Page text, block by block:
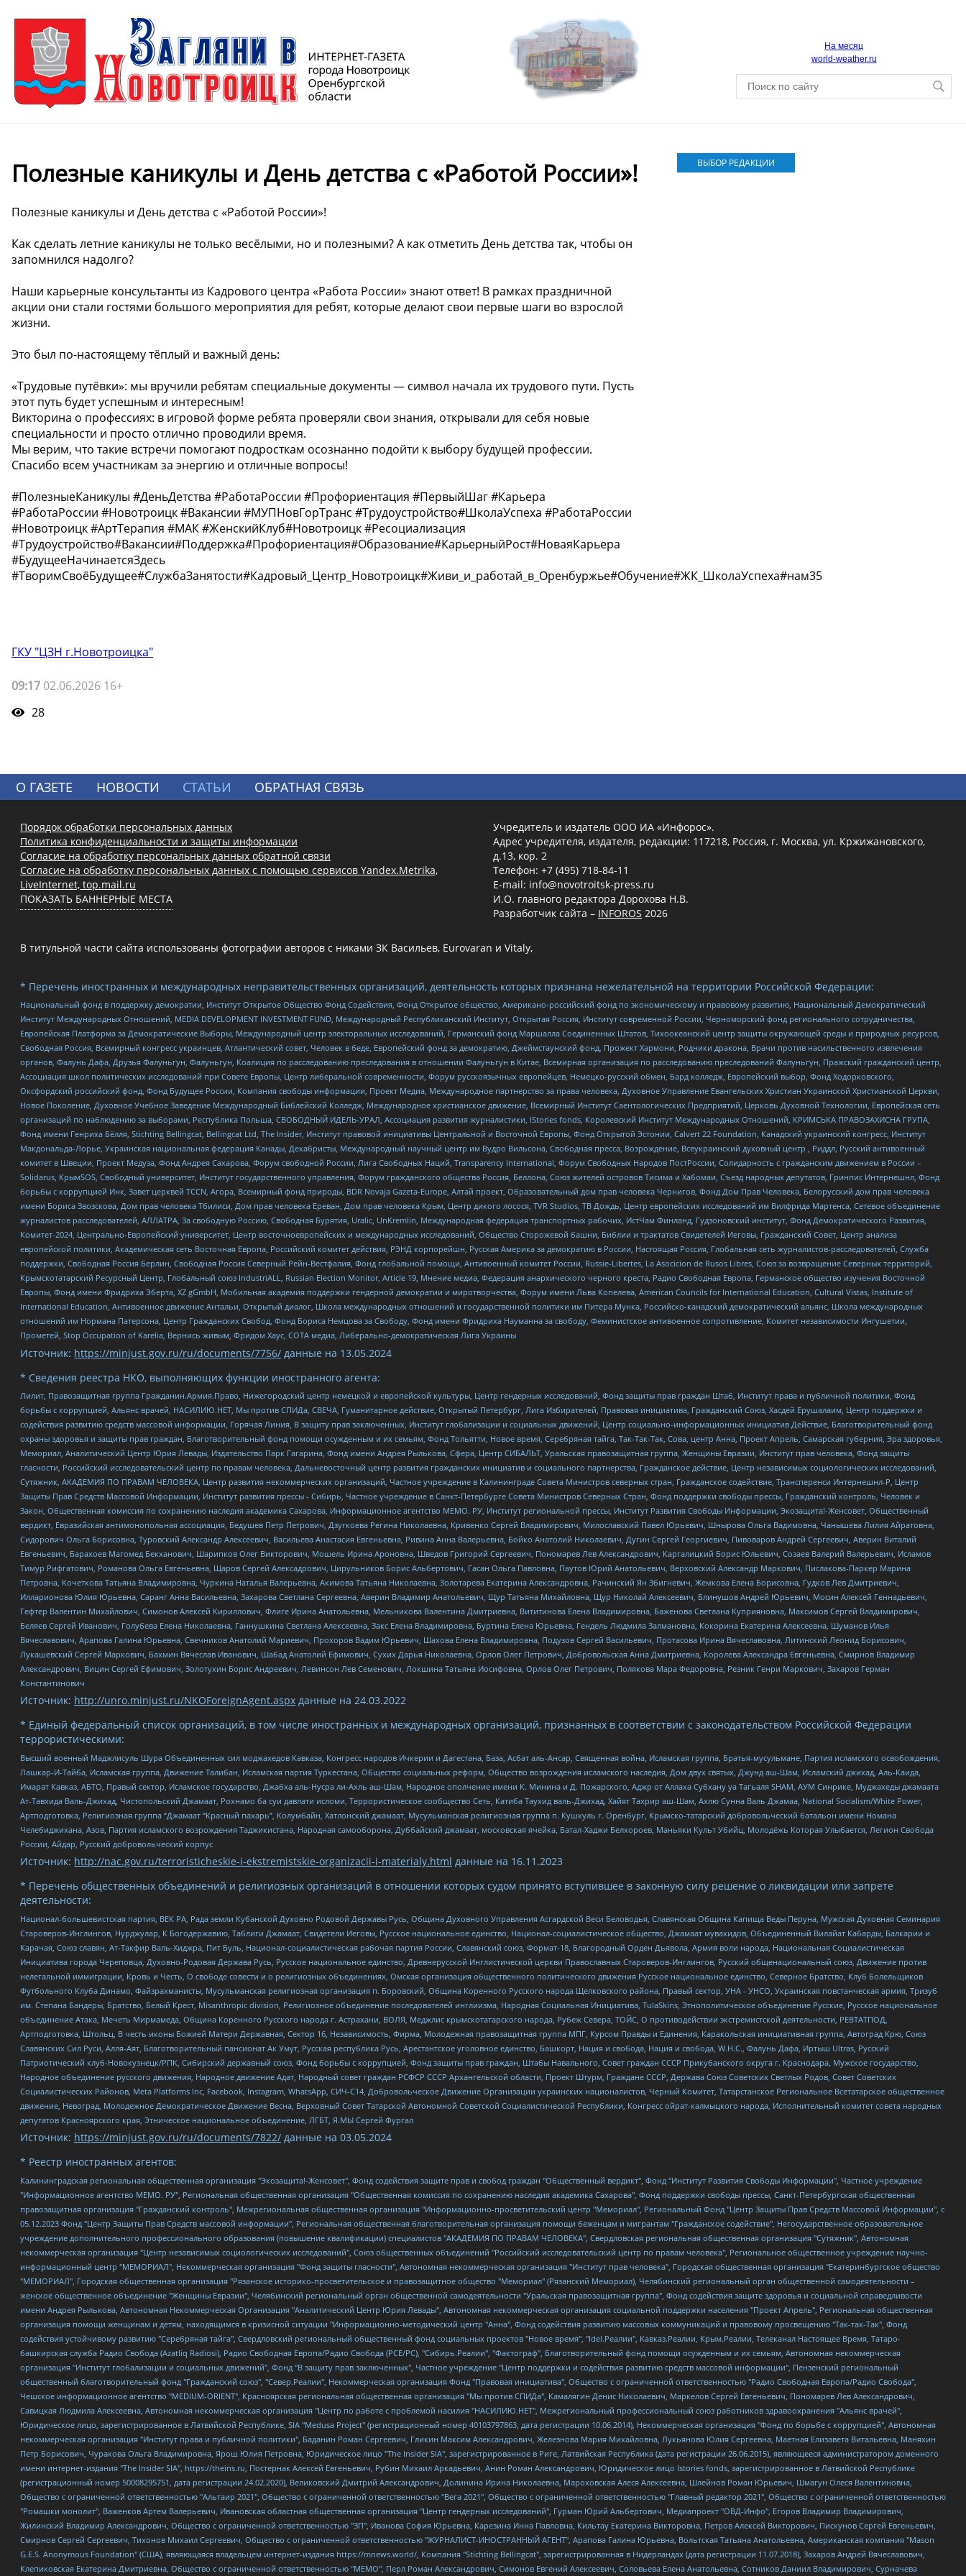
На месяц
world-weather.ru
Полезные каникулы и День детства с «Работой России»!
Полезные каникулы и День детства с «Работой России»!
Как сделать летние каникулы не только весёлыми, но и полезными? А как отметить День детства так, чтобы он
запомнился надолго?
Наши карьерные консультанты из Кадрового центра «Работа России» знают ответ! В рамках праздничной
акции они стали гостями большого мероприятия для ребят, которые делают свои первые шаги во взрослой
жизни.
Это был по-настоящему тёплый и важный день:
«Трудовые путёвки»: мы вручили ребятам специальные документы — символ начала их трудового пути. Пусть
этот путь будет успешным и интересным!
Викторина о профессиях: в игровой форме ребята проверяли свои знания, открывали для себя новые
специальности и просто отлично проводили время.
Мы верим, что такие встречи помогают подросткам осознанно подойти к выбору будущей профессии.
Спасибо всем участникам за энергию и отличные вопросы!
#ПолезныеКаникулы #ДеньДетства #РаботаРоссии #Профориентация #ПервыйШаг #Карьера
#РаботаРоссии #Новотроицк #Вакансии #МУПНовГорТранс #Трудоустройство#ШколаУспеха #РаботаРоссии
#Новотроицк #АртТерапия #МАК #ЖенскийКлуб#Новотроицк #Ресоциализация
#Трудоустройство#Вакансии#Поддержка#Профориентация#Образование#КарьерныйРост#НоваяКарьера
#БудущееНачинаетсяЗдесь
#ТворимСвоёБудущее#СлужбаЗанятости#Кадровый_Центр_Новотроицк#Живи_и_работай_в_Оренбуржье#Обучение#ЖК_ШколаУспеха#нам35
ГКУ "ЦЗН г.Новотроицка"
09:17 02.06.2026 16+
28
ВЫБОР РЕДАКЦИИ
О ГАЗЕТЕ НОВОСТИ СТАТЬИ ОБРАТНАЯ СВЯЗЬ
Порядок обработки персональных данных
Политика конфиденциальности и защиты информации
Согласие на обработку персональных данных обратной связи
Согласие на обработку персональных данных с помощью сервисов Yandex.Metrika,
LiveInternet, top.mail.ru
ПОКАЗАТЬ БАННЕРНЫЕ МЕСТА
Учредитель и издатель ООО ИА «Инфорос».
Адрес учредителя, издателя, редакции: 117218, Россия, г. Москва, ул. Кржижановского,
д.13, кор. 2
Телефон: +7 (495) 718-84-11
E-mail: info@novotroitsk-press.ru
И.О. главного редактора Дорохова Н.В.
Разработчик сайта – INFOROS 2026
В титульной части сайта использованы фотографии авторов с никами ЗК Васильев, Eurovaran и Vitaly,
* Перечень иностранных и международных неправительственных организаций, деятельность которых признана нежелательной на территории Российской Федерации:
Национальный фонд в поддержку демократии, Институт Открытое Общество Фонд Содействия, Фонд Открытое общество, Американо-российский фонд по экономическому и правовому развитию, Национальный Демократический
Институт Международных Отношений, MEDIA DEVELOPMENT INVESTMENT FUND, Международный Республиканский Институт, Открытая Россия, Институт современной России, Черноморский фонд регионального сотрудничества,
Европейская Платформа за Демократические Выборы, Международный центр электоральных исследований, Германский фонд Маршалла Соединенных Штатов, Тихоокеанский центр защиты окружающей среды и природных ресурсов,
Свободная Россия, Всемирный конгресс украинцев, Атлантический совет, Человек в беде, Европейский фонд за демократию, Джеймстаунский фонд, Прожект Хармони, Родники дракона, Врачи против насильственного извлечения
органов, Фалунь Дафа, Друзья Фалуньгун, Фалуньгун, Коалиция по расследованию преследования в отношении Фалуньгун в Китае, Всемирная организация по расследованию преследований Фалуньгун, Пражский гражданский центр,
Ассоциация школ политических исследований при Совете Европы, Центр либеральной современности, Форум русскоязычных европейцев, Немецко-русский обмен, Бард колледж, Европейский выбор, Фонд Ходорковского,
Оксфордский российский фонд, Фонд Будущее России, Компания свободы информации, Проект Медиа, Международное партнерство за права человека, Духовное Управление Евангельских Христиан Украинской Христианской Церкви,
Новое Поколение, Духовное Учебное Заведение Международный Библейский Колледж, Международное христианское движение, Всемирный Институт Саентологических Предприятий, Церковь Духовной Технологии, Европейская сеть
организаций по наблюдению за выборами, Республика Польша, СВОБОДНЫЙ ИДЕЛЬ-УРАЛ, Ассоциация развития журналистики, IStories fonds, Королевский Институт Международных Отношений, КРИМСЬКА ПРАВОЗАХИСНА ГРУПА,
Фонд имени Генриха Бёлля, Stichting Bellingcat, Bellingcat Ltd, The Insider, Институт правовой инициативы Центральной и Восточной Европы, Фонд Открытой Эстонии, Calvert 22 Foundation, Канадский украинский конгресс, Институт
Макдональда-Лорье, Украинская национальная федерация Канады, Декабристы, Международный научный центр им Вудро Вильсона, Свободная пресса, Возрождение, Всеукраинский духовный центр , Риддл, Русский антивоенный
комитет в Швеции, Проект Медуза, Фонд Андрея Сахарова, Форум свободной России, Лига Свободных Наций, Transparеncy International, Форум Свободных Народов ПостРоссии, Солидарность с гражданским движением в России –
Solidarus, КрымSOS, Свободный университет, Институт государственного управления, Форум гражданского общества Россия, Беллона, Союз жителей островов Тисима и Хабомаи, Съезд народных депутатов, Гринпис Интернешнл, Фонд
борьбы с коррупцией Инк, Завет церквей TCCN, Агора, Всемирный фонд природы, BDR Novaja Gazeta-Europe, Алтай проект, Образовательный дом прав человека Чернигов, Фонд Дом Прав Человека, Белорусский дом прав человека
имени Бориса Звозскова, Дом прав человека Тбилиси, Дом прав человека Ереван, Дом прав человека Крым, Центр дикого лосося, TVR Studios, ТВ Дождь, Центр европейских исследований им Вилфрида Мартенса, Сетевое объединение
журналистов расследователей, АЛЛАТРА, За свободную Россию, Свободная Бурятия, Uralic, UnKremlin, Международная федерация транспортных рабочих, ИстЧам Финланд, Гудзоновский институт, Фонд Демократического Развития,
Комитет-2024, Центрально-Европейский университет, Центр восточноевропейских и международных исследований, Общество Сторожевой башни, Библии и трактатов Свидетелей Иеговы, Гражданский Совет, Центр анализа
европейской политики, Академическая сеть Восточная Европа, Российский комитет действия, РЭНД корпорейшн, Русская Америка за демократию в России, Настоящая Россия, Глобальная сеть журналистов-расследователей, Служба
поддержки, Свободная Россия Берлин, Свободная Россия Северный Рейн-Вестфалия, Фонд глобальной помощи, Антивоенный комитет России, Russie-Libertes, La Asocicion de Rusos Libres, Союз за возвращение Северных территорий,
Крымскотатарский Ресурсный Центр, Глобальный союз IndustriALL, Russian Election Monitor, Article 19, Мнение медиа, Федерация анархического черного креста, Радио Свободная Европа, Германское общество изучения Восточной
Европы, Фонд имени Фридриха Эберта, XZ gGmbH, Мобильная академия поддержки гендерной демократии и миротворчества, Форум имени Льва Копелева, American Councils for International Education, Cultural Vistas, Institute of
International Education, Антивоенное движение Антальи, Открытый диалог, Школа международных отношений и государственной политики им Питера Мунка, Российско-канадский демократический альянс, Школа международных
отношений им Нормана Патерсона, Центр Гражданских Свобод, Фонд Бориса Немцова за Свободу, Фонд имени Фридриха Науманна за свободу, Феминистское антивоенное сопротивление, Комитет независимости Ингушетии,
Прометей, Stop Occupation of Karelia, Вернись живым, Фридом Хаус, СОТА медиа, Либерально-демократическая Лига Украины
Источник: https://minjust.gov.ru/ru/documents/7756/ данные на 13.05.2024
* Сведения реестра НКО, выполняющих функции иностранного агента:
Лилит, Правозащитная группа Гражданин.Армия.Право, Нижегородский центр немецкой и европейской культуры, Центр гендерных исследований, Фонд защиты прав граждан Штаб, Институт права и публичной политики, Фонд
борьбы с коррупцией, Альянс врачей, НАСИЛИЮ.НЕТ, Мы против СПИДа, СВЕЧА, Гуманитарное действие, Открытый Петербург, Лига Избирателей, Правовая инициатива, Гражданский Союз, Хасдей Ерушалаим, Центр поддержки и
содействия развитию средств массовой информации, Горячая Линия, В защиту прав заключенных, Институт глобализации и социальных движений, Центр социально-информационных инициатив Действие, Благотворительный фонд
охраны здоровья и защиты прав граждан, Благотворительный фонд помощи осужденным и их семьям, Фонд Тольятти, Новое время, Серебряная тайга, Так-Так-Так, Сова, центр Анна, Проект Апрель, Самарская губерния, Эра здоровья,
Мемориал, Аналитический Центр Юрия Левады, Издательство Парк Гагарина, Фонд имени Андрея Рылькова, Сфера, Центр СИБАЛЬТ, Уральская правозащитная группа, Женщины Евразии, Институт прав человека, Фонд защиты
гласности, Российский исследовательский центр по правам человека, Дальневосточный центр развития гражданских инициатив и социального партнерства, Гражданское действие, Центр независимых социологических исследований,
Сутяжник, АКАДЕМИЯ ПО ПРАВАМ ЧЕЛОВЕКА, Центр развития некоммерческих организаций, Частное учреждение в Калининграде Совета Министров северных стран, Гражданское содействие, Трансперенси Интернешнл-Р, Центр
Защиты Прав Средств Массовой Информации, Институт развития прессы - Сибирь, Частное учреждение в Санкт-Петербурге Совета Министров Северных Стран, Фонд поддержки свободы прессы, Гражданский контроль, Человек и
Закон, Общественная комиссия по сохранению наследия академика Сахарова, Информационное агентство МЕМО. РУ, Институт региональной прессы, Институт Развития Свободы Информации, Экозащита!-Женсовет, Общественный
вердикт, Евразийская антимонопольная ассоциация, Бедушев Петр Петрович, Дзугкоева Регина Николаевна, Кривенко Сергей Владимирович, Милославский Павел Юрьевич, Шнырова Ольга Вадимовна, Чанышева Лилия Айратовна,
Сидорович Ольга Борисовна, Туровский Александр Алексеевич, Васильева Анастасия Евгеньевна, Ривина Анна Валерьевна, Бойко Анатолий Николаевич, Дугин Сергей Георгиевич, Пивоваров Андрей Сергеевич, Аверин Виталий
Евгеньевич, Барахоев Магомед Бекханович, Шарипков Олег Викторович, Мошель Ирина Ароновна, Шведов Григорий Сергеевич, Пономарев Лев Александрович, Каргалицкий Борис Юльевич, Созаев Валерий Валерьевич, Исламов
Тимур Рифгатович, Романова Ольга Евгеньевна, Щаров Сергей Алексадрович, Цирульников Борис Альбертович, Гасан Ольга Павловна, Паутов Юрий Анатольевич, Верховский Александр Маркович, Пислакова-Паркер Марина
Петровна, Кочеткова Татьяна Владимировна, Чуркина Наталья Валерьевна, Акимова Татьяна Николаевна, Золотарева Екатерина Александровна, Рачинский Ян Збигневич, Жемкова Елена Борисовна, Гудков Лев Дмитриевич,
Илларионова Юлия Юрьевна, Саранг Анна Васильевна, Захарова Светлана Сергеевна, Аверин Владимир Анатольевич, Щур Татьяна Михайловна, Щур Николай Алексеевич, Блинушов Андрей Юрьевич, Мосин Алексей Геннадьевич,
Гефтер Валентин Михайлович, Симонов Алексей Кириллович, Флиге Ирина Анатольевна, Мельникова Валентина Дмитриевна, Вититинова Елена Владимировна, Баженова Светлана Куприяновна, Максимов Сергей Владимирович,
Беляев Сергей Иванович, Голубева Елена Николаевна, Ганнушкина Светлана Алексеевна, Закс Елена Владимировна, Буртина Елена Юрьевна, Гендель Людмила Залмановна, Кокорина Екатерина Алексеевна, Шуманов Илья
Вячеславович, Арапова Галина Юрьевна, Свечников Анатолий Мариевич, Прохоров Вадим Юрьевич, Шахова Елена Владимировна, Подузов Сергей Васильевич, Протасова Ирина Вячеславовна, Литинский Леонид Борисович,
Лукашевский Сергей Маркович, Бахмин Вячеслав Иванович, Шабад Анатолий Ефимович, Сухих Дарья Николаевна, Орлов Олег Петрович, Добровольская Анна Дмитриевна, Королева Александра Евгеньевна, Смирнов Владимир
Александрович, Вицин Сергей Ефимович, Золотухин Борис Андреевич, Левинсон Лев Семенович, Локшина Татьяна Иосифовна, Орлов Олег Петрович, Полякова Мара Федоровна, Резник Генри Маркович, Захаров Герман
Константинович
Источник: http://unro.minjust.ru/NKOForeignAgent.aspx данные на 24.03.2022
* Единый федеральный список организаций, в том числе иностранных и международных организаций, признанных в соответствии с законодательством Российской Федерации
террористическими:
Высший военный Маджлисуль Шура Объединенных сил моджахедов Кавказа, Конгресс народов Ичкерии и Дагестана, База, Асбат аль-Ансар, Священная война, Исламская группа, Братья-мусульмане, Партия исламского освобождения,
Лашкар-И-Тайба, Исламская группа, Движение Талибан, Исламская партия Туркестана, Общество социальных реформ, Общество возрождения исламского наследия, Дом двух святых, Джунд аш-Шам, Исламский джихад, Аль-Каида,
Имарат Кавказ, АБТО, Правый сектор, Исламское государство, Джабха аль-Нусра ли-Ахль аш-Шам, Народное ополчение имени К. Минина и Д. Пожарского, Аджр от Аллаха Субхану уа Тагьаля SHAM, АУМ Синрике, Муджахеды джамаата
Ат-Тавхида Валь-Джихад, Чистопольский Джамаат, Рохнамо ба суи давлати исломи, Террористическое сообщество Сеть, Катиба Таухид валь-Джихад, Хайят Тахрир аш-Шам, Ахлю Сунна Валь Джамаа, National Socialism/White Power,
Артподготовка, Религиозная группа “Джамаат “Красный пахарь”, Колумбайн, Хатлонский джамаат, Мусульманская религиозная группа п. Кушкуль г. Оренбург, Крымско-татарский добровольческий батальон имени Номана
Челебиджихана, Азов, Партия исламского возрождения Таджикистана, Народная самооборона, Дуббайский джамаат, московская ячейка, Батал-Хаджи Белхороев, Маньяки Культ Убийц, Молодёжь Которая Улыбается, Легион Свобода
России, Айдар, Русский добровольческий корпус
Источник: http://nac.gov.ru/terroristicheskie-i-ekstremistskie-organizacii-i-materialy.html данные на 16.11.2023
* Перечень общественных объединений и религиозных организаций в отношении которых судом принято вступившее в законную силу решение о ликвидации или запрете
деятельности:
Национал-большевистская партия, ВЕК РА, Рада земли Кубанской Духовно Родовой Державы Русь, Община Духовного Управления Асгардской Веси Беловодья, Славянская Община Капища Веды Перуна, Мужская Духовная Семинария
Староверов-Инглингов, Нурджулар, К Богодержавию, Таблиги Джамаат, Свидетели Иеговы, Русское национальное единство, Национал-социалистическое общество, Джамаат мувахидов, Объединенный Вилайат Кабарды, Балкарии и
Карачая, Союз славян, Ат-Такфир Валь-Хиджра, Пит Буль, Национал-социалистическая рабочая партия России, Славянский союз, Формат-18, Благородный Орден Дьявола, Армия воли народа, Национальная Социалистическая
Инициатива города Череповца, Духовно-Родовая Держава Русь, Русское национальное единство, Древнерусской Инглистической церкви Православных Староверов-Инглингов, Русский общенациональный союз, Движение против
нелегальной иммиграции, Кровь и Честь, О свободе совести и о религиозных объединениях, Омская организация общественного политического движения Русское национальное единство, Северное Братство, Клуб Болельщиков
Футбольного Клуба Динамо, Файзрахманисты, Мусульманская религиозная организация п. Боровский, Община Коренного Русского народа Щелковского района, Правый сектор, УНА - УНСО, Украинская повстанческая армия, Тризуб
им. Степана Бандеры, Братство, Белый Крест, Misanthropic division, Религиозное объединение последователей инглиизма, Народная Социальная Инициатива, TulaSkins, Этнополитическое объединение Русские, Русское национальное
объединение Атака, Мечеть Мирмамеда, Община Коренного Русского народа г. Астрахани, ВОЛЯ, Меджлис крымскотатарского народа, Рубеж Севера, ТОЙС, О противодействии экстремистской деятельности, РЕВТАТПОД,
Артподготовка, Штольц, В честь иконы Божией Матери Державная, Сектор 16, Независимость, Фирма, Молодежная правозащитная группа МПГ, Курсом Правды и Единения, Каракольская инициативная группа, Автоград Крю, Союз
Славянских Сил Руси, Алля-Аят, Благотворительный пансионат Ак Умут, Русская республика Русь, Арестантское уголовное единство, Башкорт, Нация и свобода, Нация и свобода, W.H.С., Фалунь Дафа, Иртыш Ultras, Русский
Патриотический клуб-Новокузнецк/РПК, Сибирский державный союз, Фонд борьбы с коррупцией, Фонд защиты прав граждан, Штабы Навального, Совет граждан СССР Прикубанского округа г. Краснодара, Мужское государство,
Народное объединение русского движения, Народное движение Адат, Народный совет граждан РСФСР СССР Архангельской области, Проект Штурм, Граждане СССР, Держава Союз Советских Светлых Родов, Совет Советских
Социалистических Районов, Meta Platforms Inc, Facebook, Instagram, WhatsApp, СИЧ-С14, Добровольческое Движение Организации украинских националистов, Черный Комитет, Татарстанское Региональное Всетатарское общественное
движение, Невоград, Молодежное Демократическое Движение Весна, Верховный Совет Татарской Автономной Советской Социалистической Республики, Конгресс ойрат-калмыцкого народа, Исполнительный комитет совета народных
депутатов Красноярского края, Этническое национальное объединение, ЛГБТ, Я.МЫ Сергей Фургал
Источник: https://minjust.gov.ru/ru/documents/7822/ данные на 03.05.2024
* Реестр иностранных агентов:
Калининградская региональная общественная организация "Экозащита!-Женсовет", Фонд содействия защите прав и свобод граждан "Общественный вердикт", Фонд "Институт Развития Свободы Информации", Частное учреждение "Информационное агентство МЕМО. РУ", Региональная общественная организация "Общественная комиссия по сохранению наследия академика Сахарова", Фонд поддержки свободы прессы, Санкт-Петербургская общественная правозащитная организация "Гражданский контроль", Межрегиональная общественная организация "Информационно-просветительский центр "Мемориал", Региональный Фонд "Центр Защиты Прав Средств Массовой Информации", с 05.12.2023 Фонд "Центр Защиты Прав Средств массовой информации", Региональная общественная благотворительная организация помощи беженцам и мигрантам "Гражданское содействие", Негосударственное образовательное учреждение дополнительного профессионального образования (повышение квалификации) специалистов "АКАДЕМИЯ ПО ПРАВАМ ЧЕЛОВЕКА", Свердловская региональная общественная организация "Сутяжник", Автономная некоммерческая организация "Центр независимых социологических исследований", Союз общественных объединений "Российский исследовательский центр по правам человека", Региональное общественное учреждение научно-информационный центр "МЕМОРИАЛ", Некоммерческая организация "Фонд защиты гласности", Автономная некоммерческая организация "Институт прав человека", Городская общественная организация "Екатеринбургское общество "МЕМОРИАЛ", Городская общественная организация "Рязанское историко-просветительское и правозащитное общество "Мемориал" (Рязанский Мемориал), Челябинский региональный орган общественной самодеятельности – женское общественное объединение "Женщины Евразии", Челябинский региональный орган общественной самодеятельности "Уральская правозащитная группа", Фонд содействия защите здоровья и социальной справедливости имени Андрея Рылькова, Автономная Некоммерческая Организация "Аналитический Центр Юрия Левады", Автономная некоммерческая организация социальной поддержки населения "Проект Апрель", Региональная общественная организация помощи женщинам и детям, находящимся в кризисной ситуации "Информационно-методический центр "Анна", Фонд содействия развитию массовых коммуникаций и правовому просвещению "Так-так-Так", Фонд содействия устойчивому развитию "Серебряная тайга", Свердловский региональный общественный фонд социальных проектов "Новое время", "Idel.Реалии", Кавказ.Реалии, Крым.Реалии, Телеканал Настоящее Время, Татаро-башкирская служба Радио Свобода (Azatliq Radiosi), Радио Свободная Европа/Радио Свобода (PCE/PC), "Сибирь.Реалии", "Фактограф", Благотворительный фонд помощи осужденным и их семьям, Автономная некоммерческая организация "Институт глобализации и социальных движений", Фонд "В защиту прав заключенных", Частное учреждение "Центр поддержки и содействия развитию средств массовой информации", Пензенский региональный общественный благотворительный фонд "Гражданский союз", "Север.Реалии", Некоммерческая организация Фонд "Правовая инициатива", Общество с ограниченной ответственностью "Радио Свободная Европа/Радио Свобода", Чешское информационное агентство "MEDIUM-ORIENT", Красноярская региональная общественная организация "Мы против СПИДа", Камалягин Денис Николаевич, Маркелов Сергей Евгеньевич, Пономарев Лев Александрович, Савицкая Людмила Алексеевна, Автономная некоммерческая организация "Центр по работе с проблемой насилия "НАСИЛИЮ.НЕТ", Межрегиональный профессиональный союз работников здравоохранения "Альянс врачей", Юридическое лицо, зарегистрированное в Латвийской Республике, SIA "Medusa Project" (регистрационный номер 40103797863, дата регистрации 10.06.2014), Некоммерческая организация "Фонд по борьбе с коррупцией", Автономная некоммерческая организация "Институт права и публичной политики", Баданин Роман Сергеевич, Гликин Максим Александрович, Железнова Мария Михайловна, Лукьянова Юлия Сергеевна, Маетная Елизавета Витальевна, Маняхин Петр Борисович, Чуракова Ольга Владимировна, Ярош Юлия Петровна, Юридическое лицо "The Insider SIA", зарегистрированное в Риге, Латвийская Республика (дата регистрации 26.06.2015), являющееся администратором доменного имени интернет-издания "The Insider SIA", https://theins.ru, Постернак Алексей Евгеньевич, Рубин Михаил Аркадьевич, Анин Роман Александрович, Юридическое лицо Istories fonds, зарегистрированное в Латвийской Республике (регистрационный номер 50008295751, дата регистрации 24.02.2020), Великовский Дмитрий Александрович, Долинина Ирина Николаевна, Мароховская Алеся Алексеевна, Шлейнов Роман Юрьевич, Шмагун Олеся Валентиновна, Общество с ограниченной ответственностью "Альтаир 2021", Общество с ограниченной ответственностью "Вега 2021", Общество с ограниченной ответственностью "Главный редактор 2021", Общество с ограниченной ответственностью "Ромашки монолит", Важенков Артем Валерьевич, Ивановская областная общественная организация "Центр гендерных исследований", Гурман Юрий Альбертович, Медиапроект "ОВД-Инфо", Егоров Владимир Владимирович, Жилинский Владимир Александрович, Общество с ограниченной ответственностью "ЗП", Иванова София Юрьевна, Карезина Инна Павловна, Кильтау Екатерина Викторовна, Петров Алексей Викторович, Пискунов Сергей Евгеньевич, Смирнов Сергей Сергеевич, Тихонов Михаил Сергеевич, Общество с ограниченной ответственностью "ЖУРНАЛИСТ-ИНОСТРАННЫЙ АГЕНТ", Арапова Галина Юрьевна, Вольтская Татьяна Анатольевна, Американская компания "Mason G.E.S. Anonymous Foundation" (США), являющаяся владельцем интернет-издания https://mnews.world/, Компания "Stichting Bellingcat", зарегистрированная в Нидерландах (дата регистрации 11.07.2018), Захаров Андрей Вячеславович, Клепиковская Екатерина Дмитриевна, Общество с ограниченной ответственностью "МЕМО", Перл Роман Александрович, Симонов Евгений Алексеевич, Соловьева Елена Анатольевна, Сотников Даниил Владимирович, Сурначева Елизавета Дмитриевна, Автономная некоммерческая организация по защите прав человека и информированию населения "Якутия – Наше Мнение", Общество с ограниченной ответственностью "Москоу диджитал медиа", с 26.01.2023 Общество с ограниченной ответственностью "Чайка Белые сады", Ветошкина Валерия Валерьевна, Заговора Максим Александрович, Межрегиональное общественное движение "Российская ЛГБТ - сеть", Оленичев Максим Владимирович, Павлов Иван Юрьевич, Скворцова Елена Сергеевна, Общество с ограниченной ответственностью "Как бы инагент", Кочетков Игорь Викторович, Общество с ограниченной ответственностью "Честные выборы", Еланчик Олег Александрович, Общество с ограниченной ответственностью "Нобелевский призыв", Гималова Регина Эмилевна, Григорьев Андрей Валерьевич, Григорьева Алина Александровна, Ассоциация по содействию защите прав призывников, альтернативнослужащих и военнослужащих "Правозащитная группа "Гражданин.Армия.Право", Хисамова Регина Фаритовна, Автономная некоммерческая организация по реализации социально-правовых программ "Лилит", Дальневосточное общественное движение "Маяк", Санкт-Петербургская ЛГБТ-инициативная группа "Выход", Инициативная группа ЛГБТ+ "Реверс", Алексеев Андрей Викторович, Бекбулатова Таисия Львовна, Беляев Иван Михайлович, Владыкина Елена Сергеевна, Гельман Марат Александрович, Никульшина Вероника Юрьевна, Толоконникова Надежда Андреевна, Шендерович Виктор Анатольевич, Общество с ограниченной ответственностью "Данное сообщение", Общество с ограниченной ответственностью Издательский дом "Новая глава", Айнбиндер Александра Александровна, Московский комьюнити-центр для ЛГБТ+инициатив, Благотворительный фонд развития филантропии, Deutsche Welle (Германия, Kurt-Schumacher-Strasse 3, 53113 Bonn), Борзунова Мария Михайловна, Воробьев Виктор Викторович, Голубева Анна Львовна, Константинова Алла Михайловна, Малкова Ирина Владимировна, Мурадов Мурад Абдулгалимович, Осетинская Елизавета Николаевна, Понасенков Евгений Николаевич, Ганапольский Матвей Юрьевич, Киселев Евгений Алексеевич, Борухович Ирина Григорьевна, Дремин Иван Тимофеевич, Дубровский Дмитрий Викторович, Красноярская региональная общественная организация поддержки и развития альтернативных образовательных технологий и межкультурных коммуникаций "ИНТЕРРА", Маяковская Екатерина Алексеевна, Фейгин Марк Захарович, Филимонов Андрей Викторович, Дзугкоева Регина Николаевна, Доброхотов Роман Александрович, Дудь Юрий Александрович, Елкин Сергей Владимирович, Кругликов Кирилл Игоревич, Сабунаева Мария Леонидовна, Семенов Алексей Владимирович, Шаинян Карен Багратович, Шульман Екатерина Михайловна, Асафьев Артур Валерьевич, Вахштайн Виктор Семенович, Венедиктов Алексей Алексеевич, Лушникова Екатерина Евгеньевна, Волков Леонид Михайлович, Невзоров Александр Глебович, Пархоменко Сергей Борисович, Сироткин Ярослав Николаевич, Кара-Мурза Владимир Владимирович, Баранова Наталья Владимировна, Гозман Леонид Яковлевич, Кагарлицкий Борис Юльевич, Климарев Михаил Валерьевич, Милов Владимир Станиславович, Автономная некоммерческая организация Краснодарский центр современного искусства "Типография", Моргенштерн Алишер Тагирович, Соболь Любовь Эдуардовна, Общество с ограниченной ответственностью "ЛИЗА НОРМ", Каспаров Гарри Кимович, Ходорковский Михаил Борисович, Общество с ограниченной ответственностью "Апрельские тезисы", Данилович Ирина Брониславовна, Кашин Олег Владимирович, Петров Николай Владимирович, Пивоваров Алексей Владимирович, Соколов Михаил Владимирович, Цветкова Юлия Владимировна, Чичваркин Евгений Александрович, Комитет против пыток/Команда против пыток, Общество с ограниченной ответственностью "Первый научный", Общество с ограниченной ответственностью "Вертолет и ко", Белоцерковская Вероника Борисовна, Кац Максим Евгеньевич, Лазарева Татьяна Юрьевна, Шаведдинов Руслан Табризович, Яшин Илья Валерьевич, Общество с ограниченной ответственностью "Иноагент ААВ", Алешковский Дмитрий Петрович, Альбац Евгения Марковна, Быков Дмитрий Львович, Галямина Юлия Евгеньевна, Лойко Сергей Леонидович, Мартынов Кирилл Константинович, Медведев Сергей Александрович, Крашенинников Федор Геннадиевич, Гордеева Катерина Вл